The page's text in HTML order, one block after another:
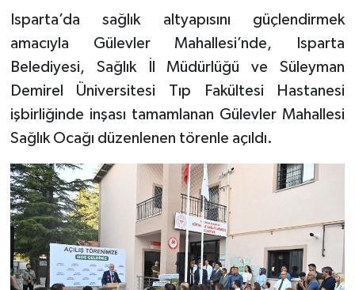
Isparta’da sağlık altyapısını güçlendirmek
amacıyla Gülevler Mahallesi’nde, Isparta
Belediyesi, Sağlık İl Müdürlüğü ve Süleyman
Demirel Üniversitesi Tıp Fakültesi Hastanesi
işbirliğinde inşası tamamlanan Gülevler Mahallesi
Sağlık Ocağı düzenlenen törenle açıldı.
RESMİ İLANLAR
SAĞLIK
Spor
Tarihi Yapılarımız
Teknoloji
Türkiye
Yerel